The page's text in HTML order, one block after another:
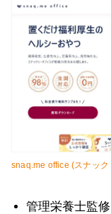
snaq.me office (スナッ
管理栄養士監